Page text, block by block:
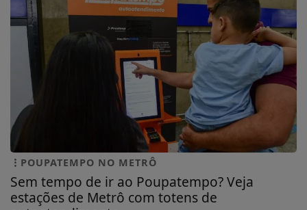
POUPATEMPO NO METRÔ
Sem tempo de ir ao Poupatempo? Veja
estações de Metrô com totens de